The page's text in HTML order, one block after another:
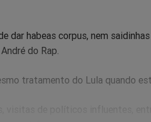
dar habeas corpus, nem
do Rap.
tratamento do Lula quando